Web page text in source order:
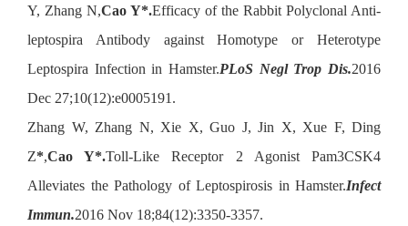
Y, Zhang N,Cao Y*.Efficacy of the Rabbit Polyclonal Anti-
leptospira Antibody against Homotype or Heterotype
Leptospira Infection in Hamster.PLoS Negl Trop Dis.2016
Dec 27;10(12):e0005191.
Zhang W, Zhang N, Xie X, Guo J, Jin X, Xue F, Ding
Z*,Cao Y*.Toll-Like Receptor 2 Agonist Pam3CSK4
Alleviates the Pathology of Leptospirosis in Hamster.Infect
Immun.2016 Nov 18;84(12):3350-3357.